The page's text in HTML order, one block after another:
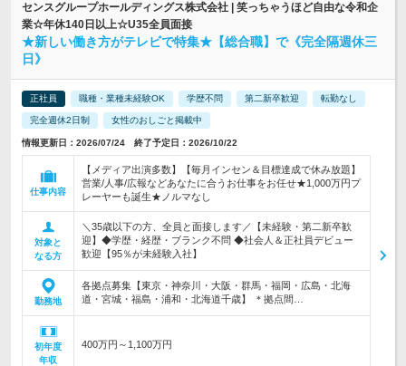
センスグループホールディングス株式会社 | 笑っちゃうほど自由な令和企
業☆年休140日以上☆U35全員面接
★新しい働き方がテレビで特集★【総合職】で《完全隔週休三
日》
正社員 職種・業種未経験OK 学歴不問 第二新卒歓迎 転勤なし
完全週休2日制 女性のおしごと掲載中
情報更新日：2026/07/24 終了予定日：2026/10/22
仕事内容
【メディア出演多数】【毎月インセン＆目標達成で休み放題】
営業/人事/広報などあなたに合うお仕事をお任せ★1,000万円プ
レーヤーも誕生★ノルマなし
対象と
なる方
＼35歳以下の方、全員と面接します／【未経験・第二新卒歓
迎】◆学歴・経歴・ブランク不問 ◆社会人＆正社員デビュー
歓迎【95％が未経験入社】
勤務地
各拠点募集【東京・神奈川・大阪・群馬・福岡・広島・北海
道・宮城・福島・浦和・北海道千歳】 ＊拠点間…
初年度
年収
400万円～1,100万円